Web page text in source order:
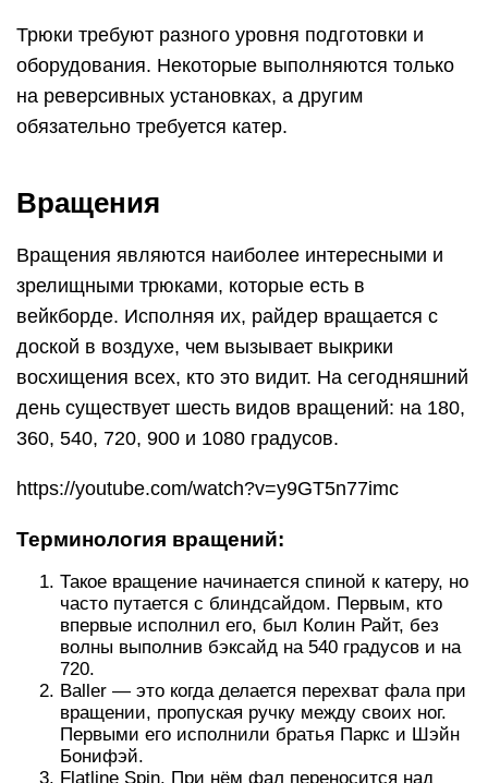
Трюки требуют разного уровня подготовки и
оборудования. Некоторые выполняются только
на реверсивных установках, а другим
обязательно требуется катер.
Вращения
Вращения являются наиболее интересными и
зрелищными трюками, которые есть в
вейкборде. Исполняя их, райдер вращается с
доской в воздухе, чем вызывает выкрики
восхищения всех, кто это видит. На сегодняшний
день существует шесть видов вращений: на 180,
360, 540, 720, 900 и 1080 градусов.
https://youtube.com/watch?v=y9GT5n77imc
Терминология вращений:
Такое вращение начинается спиной к катеру, но
часто путается с блиндсайдом. Первым, кто
впервые исполнил его, был Колин Райт, без
волны выполнив бэксайд на 540 градусов и на
720.
Baller — это когда делается перехват фала при
вращении, пропуская ручку между своих ног.
Первыми его исполнили братья Паркс и Шэйн
Бонифэй.
Flatline Spin. При нём фал переносится над